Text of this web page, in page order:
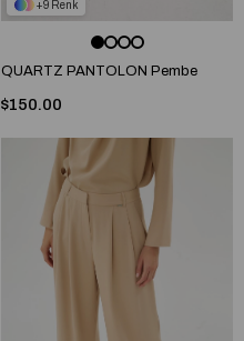
9
QUARTZ PANTOLON Pembe
$150.00